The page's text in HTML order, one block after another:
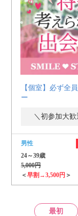
【個室】必ず全
ー
＼初参加大
男性
24～39歳
5,000円
＜早割→3,500円 ＞
最初